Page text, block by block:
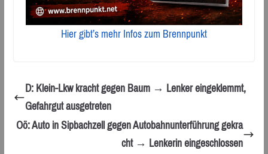
Hier gibt’s mehr Infos zum Brennpunkt
D: Klein-Lkw kracht gegen Baum → Lenker eingeklemmt,
Gefahrgut ausgetreten
Oö: Auto in Sipbachzell gegen Autobahnunterführung gekra
cht → Lenkerin eingeschlossen